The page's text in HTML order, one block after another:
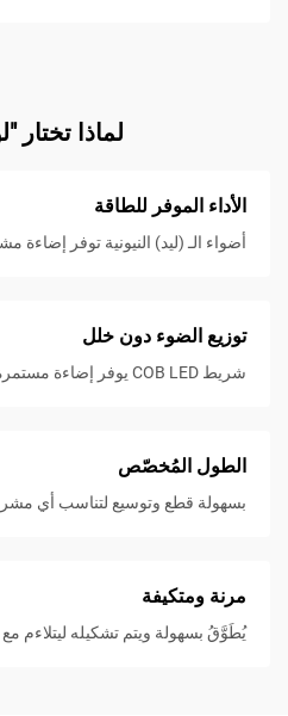
لماذا تختار
الأداء الموفر للطاقة
أضواء الـ (ليد) النيونية توفر
توزيع الضوء دون خلل
شريط COB LED يوفر إضاءة مستمرة خالية من الفجوات.
الطول المُخصّص
بسهولة قطع وتوسيع لتناسب أي
مرنة ومتكيفة
يُطَوَّقُ بسهولة ويتم تشكيله ليتلاءم